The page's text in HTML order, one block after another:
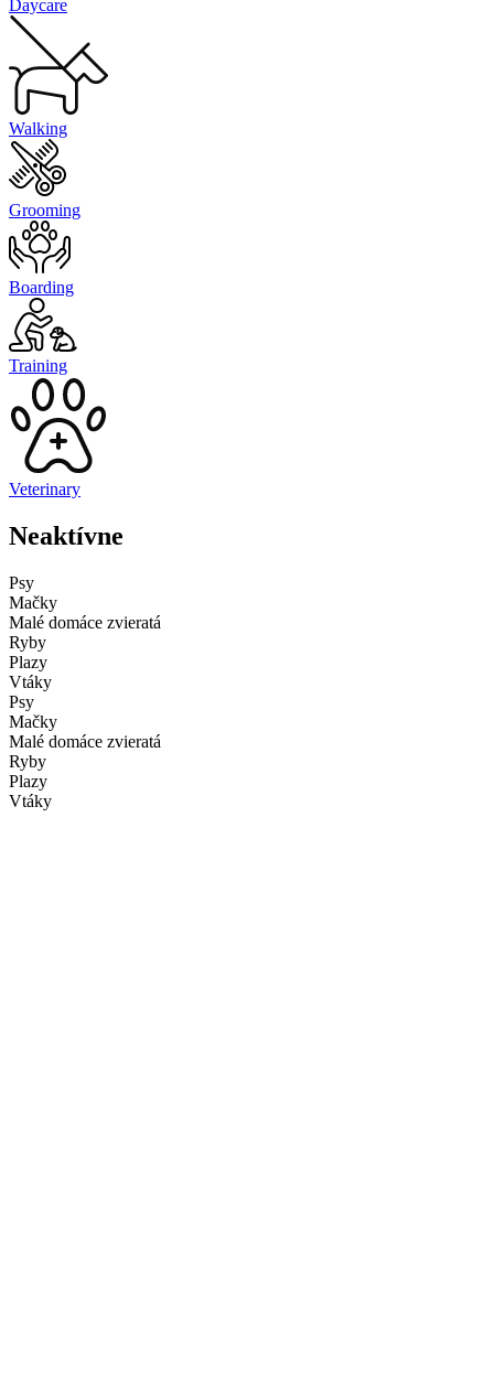
Daycare
Walking
Grooming
Boarding
Training
Veterinary
Neaktívne
Psy
Mačky
Malé domáce zvieratá
Ryby
Plazy
Vtáky
Psy
Mačky
Malé domáce zvieratá
Ryby
Plazy
Vtáky